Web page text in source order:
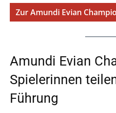
Zur Amundi Evian
Amundi Evian
Spielerinnen
Führung